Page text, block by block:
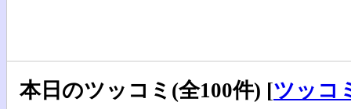
本日のツッコミ(全100件) [ツッコ